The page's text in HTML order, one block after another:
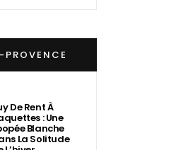
De Rent À
: Une
Blanche
La Solitude